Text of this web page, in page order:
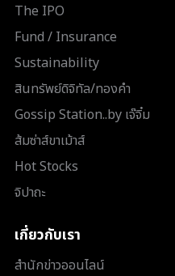
The IPO
Fund / Insurance
Sustainability
สินทรัพย์ดิจิทัล/ทองคำ
Gossip Station..by เจ๊จิ๋ม
ส้มซ่าส์ขาเม้าส์
Hot Stocks
จิปาถะ
เกี่ยวกับเรา
สำนักข่าวออนไลน์